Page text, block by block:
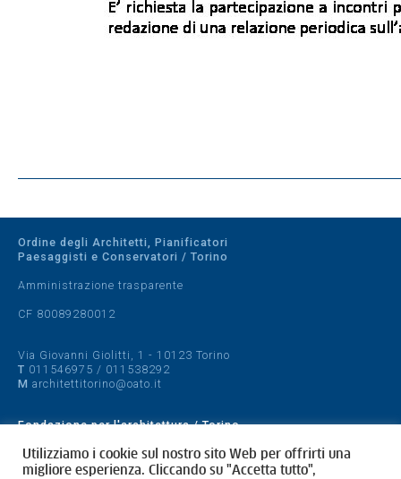
Ordine degli Architetti, Pianificatori
Paesaggisti e Conservatori / Torino
Amministrazione trasparente
CF 80089280012
Via Giovanni Giolitti, 1 - 10123 Torino
T 011546975 / 011538292
M architettitorino@oato.it
Fondazione per l'architettura / Torino
Designed by quattrolinee.it
Utilizziamo i cookie sul nostro sito Web per offrirti una
migliore esperienza. Cliccando su "Accetta tutto",